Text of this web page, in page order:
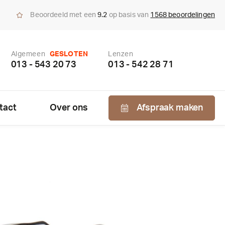
Beoordeeld met een9.2 op basis van 1568 beoordelingen
Algemeen GESLOTEN
013 - 543 20 73
Lenzen
013 - 542 28 71
Over ons Afspraak maken